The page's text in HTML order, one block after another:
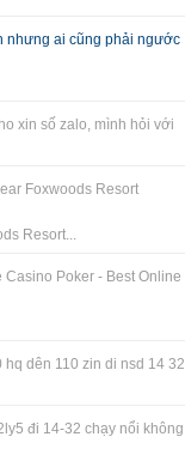
nhưng ai cũng phải ngước
xin số zalo, mình hỏi với
Foxwoods Resort
Resort...
Casino Poker - Best Online
hq dên 110 zin di nsd 14 32
đi 14-32 chạy nổi không